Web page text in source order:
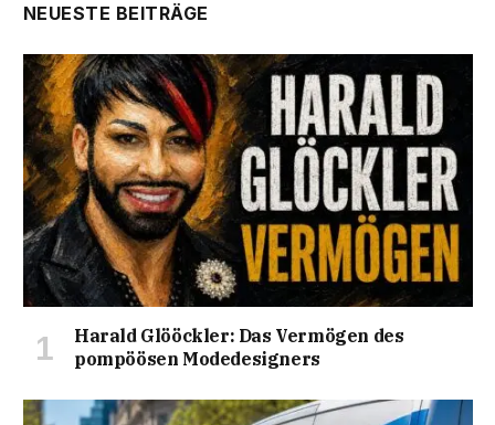
NEUESTE BEITRÄGE
Harald Glööckler: Das Vermögen des
pompöösen Modedesigners